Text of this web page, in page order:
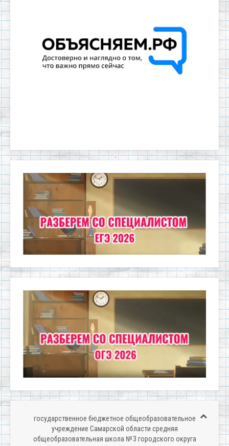
государственное бюджетное общеобразовательное
учреждение Самарской области средняя
общеобразовательная школа № 3 городского округа